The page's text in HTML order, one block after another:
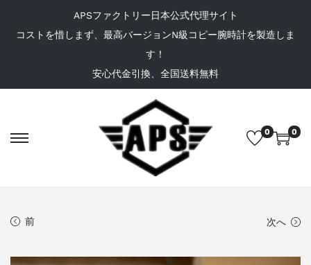
APSファクトリー日本公式代理サイト
コストを惜しまず、最高バージョンN級コピー腕時計を製造しま
す！
安心代金引換、全国送料無料
0 0
前 次へ